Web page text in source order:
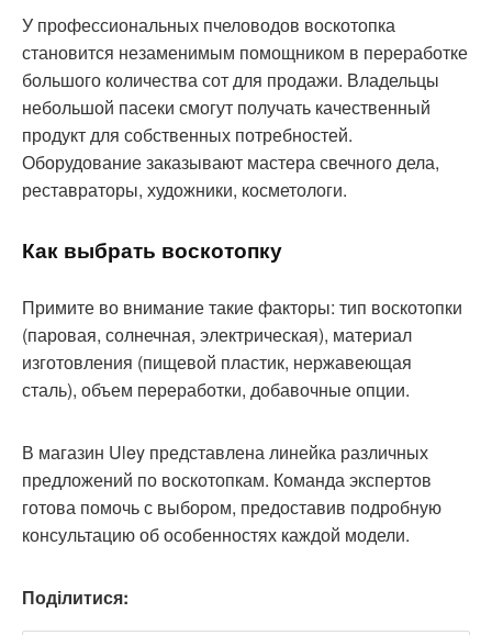
У профессиональных пчеловодов воскотопка
становится незаменимым помощником в переработке
большого количества сот для продажи. Владельцы
небольшой пасеки смогут получать качественный
продукт для собственных потребностей.
Оборудование заказывают мастера свечного дела,
реставраторы, художники, косметологи.
Как выбрать воскотопку
Примите во внимание такие факторы: тип воскотопки
(паровая, солнечная, электрическая), материал
изготовления (пищевой пластик, нержавеющая
сталь), объем переработки, добавочные опции.
В магазин Uley представлена линейка различных
предложений по воскотопкам. Команда экспертов
готова помочь с выбором, предоставив подробную
консультацию об особенностях каждой модели.
Поділитися: